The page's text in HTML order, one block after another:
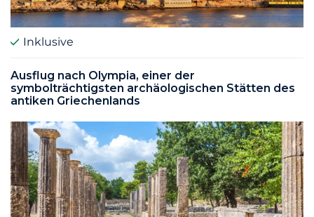
Inklusive
Ausflug nach Olympia, einer der
symbolträchtigsten archäologischen Stätten des
antiken Griechenlands